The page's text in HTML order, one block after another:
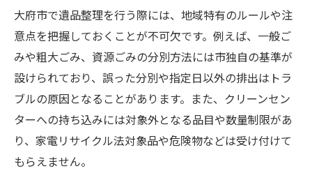
大府市で遺品整理を行う際には、地域特有のルールや注
意点を把握しておくことが不可欠です。例えば、一般ご
みや粗大ごみ、資源ごみの分別方法には市独自の基準が
設けられており、誤った分別や指定日以外の排出はトラ
ブルの原因となることがあります。また、クリーンセン
ターへの持ち込みには対象外となる品目や数量制限があ
り、家電リサイクル法対象品や危険物などは受け付けて
もらえません。